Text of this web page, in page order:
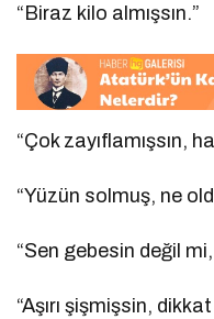
“Biraz kilo almışsın.”
“Çok zayıflamışsın,
“Yüzün solmuş, ne
“Sen gebesin değil
“Aşırı şişmişsin,